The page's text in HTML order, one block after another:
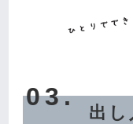
03.
出し